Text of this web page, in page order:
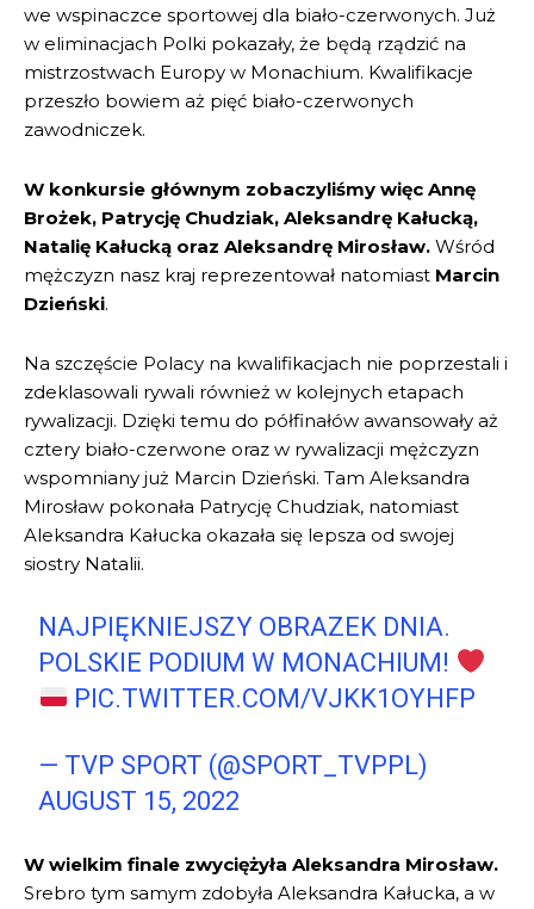
we wspinaczce sportowej dla biało-czerwonych. Już
w eliminacjach Polki pokazały, że będą rządzić na
mistrzostwach Europy w Monachium. Kwalifikacje
przeszło bowiem aż pięć biało-czerwonych
zawodniczek.
W konkursie głównym zobaczyliśmy więc Annę
Brożek, Patrycję Chudziak, Aleksandrę Kałucką,
Natalię Kałucką oraz Aleksandrę Mirosław. Wśród
mężczyzn nasz kraj reprezentował natomiast Marcin
Dzieński.
Na szczęście Polacy na kwalifikacjach nie poprzestali i
zdeklasowali rywali również w kolejnych etapach
rywalizacji. Dzięki temu do półfinałów awansowały aż
cztery biało-czerwone oraz w rywalizacji mężczyzn
wspomniany już Marcin Dzieński. Tam Aleksandra
Mirosław pokonała Patrycję Chudziak, natomiast
Aleksandra Kałucka okazała się lepsza od swojej
siostry Natalii.
NAJPIĘKNIEJSZY OBRAZEK DNIA.
POLSKIE PODIUM W MONACHIUM!
PIC.TWITTER.COM/VJKK1OYHFP
— TVP SPORT (@SPORT_TVPPL)
AUGUST 15, 2022
W wielkim finale zwyciężyła Aleksandra Mirosław.
Srebro tym samym zdobyła Aleksandra Kałucka, a w